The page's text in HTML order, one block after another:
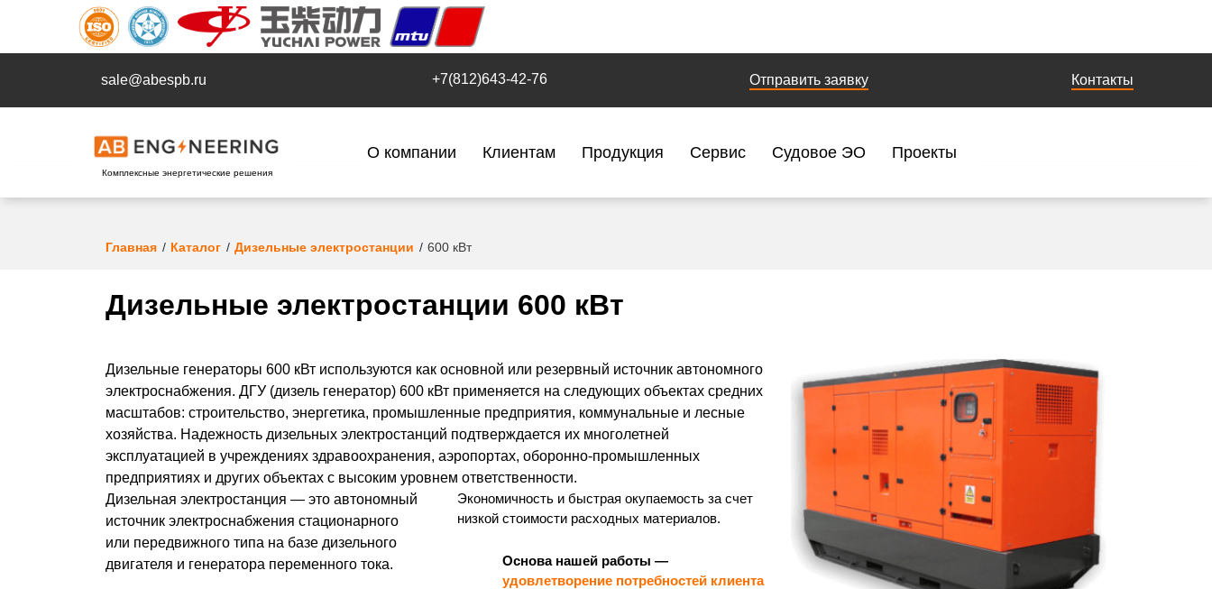
sale@abespb.ru +7(812)643-42-76 Отправить заявку Контакты
Комплексные энергетические решения
О компании Клиентам Продукция Сервис Судовое ЭО Проекты
Главная Каталог Дизельные электростанции 600 кВт
Дизельные электростанции 600 кВт
Дизельные генераторы 600 кВт используются как основной или резервный источник автономного
электроснабжения. ДГУ (дизель генератор) 600 кВт применяется на следующих объектах средних
масштабов: строительство, энергетика, промышленные предприятия, коммунальные и лесные
хозяйства. Надежность дизельных электростанций подтверждается их многолетней
эксплуатацией в учреждениях здравоохранения, аэропортах, оборонно-промышленных
предприятиях и других объектах с высоким уровнем ответственности.
Дизельная электростанция — это автономный
источник электроснабжения стационарного
или передвижного типа на базе дизельного
двигателя и генератора переменного тока.
Экономичность и быстрая окупаемость за счет
низкой стоимости расходных материалов.
Основа нашей работы —
удовлетворение потребностей клиента